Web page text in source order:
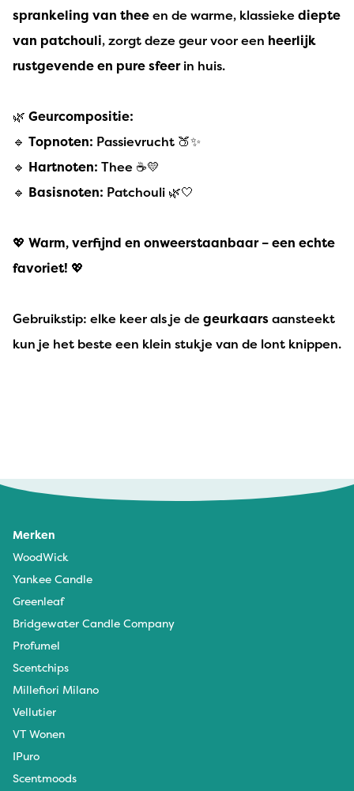
sprankeling van theeen de warme, klassieke diepte
van patchouli, zorgt deze geur voor een heerlijk
rustgevende en pure sfeerin huis.
🌿 Geurcompositie:
🔹 Topnoten: Passievrucht 🍑✨
🔹 Hartnoten: Thee ☕💛
🔹 Basisnoten: Patchouli 🌿🤍
💖 Warm, verfijnd en onweerstaanbaar – een echte
favoriet! 💖
Gebruikstip: elke keer als je de geurkaarsaansteekt
kun je het beste een klein stukje van de lont knippen.
zoals heel veel geuren van bridge water top
Tineke Smid - 8 april 2025
Mooie grootte, en ruikt heerlijk.
Merken
WoodWick
Yankee Candle
Greenleaf
Bridgewater Candle Company
Profumel
Scentchips
Millefiori Milano
Vellutier
VT Wonen
IPuro
Scentmoods